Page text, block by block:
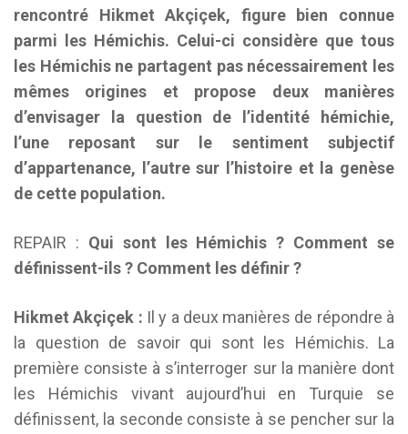
rencontré Hikmet Akçiçek, figure bien connue
parmi les Hémichis. Celui-ci considère que tous
les Hémichis ne partagent pas nécessairement les
mêmes origines et propose deux manières
d’envisager la question de l’identité hémichie,
l’une reposant sur le sentiment subjectif
d’appartenance, l’autre sur l’histoire et la genèse
de cette population.
REPAIR : Qui sont les Hémichis ? Comment se
définissent-ils ? Comment les définir ?
Hikmet Akçiçek : Il y a deux manières de répondre à
la question de savoir qui sont les Hémichis. La
première consiste à s’interroger sur la manière dont
les Hémichis vivant aujourd’hui en Turquie se
définissent, la seconde consiste à se pencher sur la